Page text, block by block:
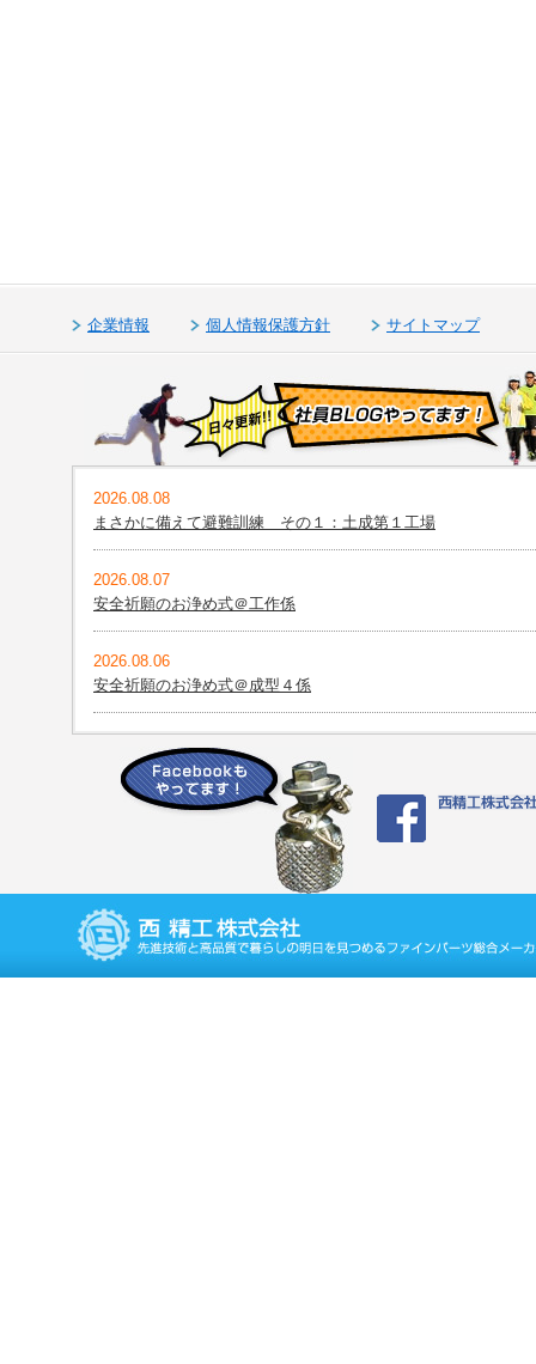
企業情報 個人情報保護方針 サイトマップ
2026.08.08
まさかに備えて避難訓練 その１：土成第１工場
2026.08.07
安全祈願のお浄め式＠工作係
2026.08.06
安全祈願のお浄め式＠成型４係